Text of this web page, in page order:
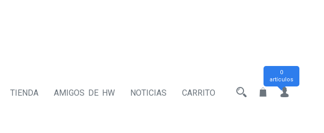
TIENDA AMIGOS DE HW NOTICIAS CARRITO
0
artículos